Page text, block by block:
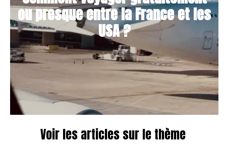
ou presque entre la France et les
USA ?
Voir les articles sur le thème